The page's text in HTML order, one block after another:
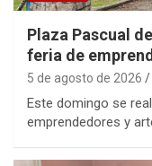
Plaza Pascual
feria de
5 de agosto de 2026
Este domingo se
emprendedores y